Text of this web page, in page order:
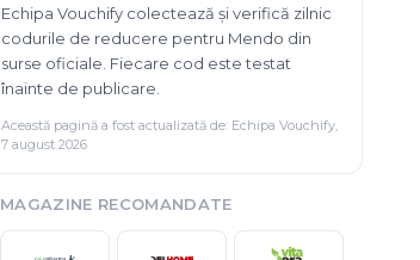
Echipa Vouchify colectează și verifică zilnic
codurile de reducere pentru Mendo din
surse oficiale. Fiecare cod este testat
înainte de publicare.
Această pagină a fost actualizată de: Echipa Vouchify,
7 august 2026
MAGAZINE RECOMANDATE